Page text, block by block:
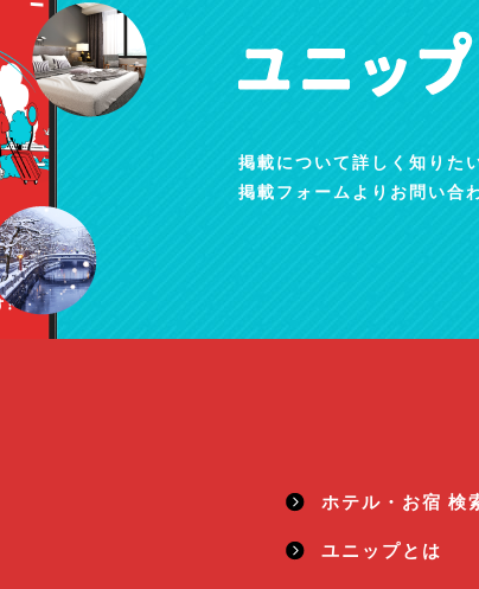
掲載について詳しく知りた
掲載フォームよりお問い合
ホテル・お宿 検
ユニップとは